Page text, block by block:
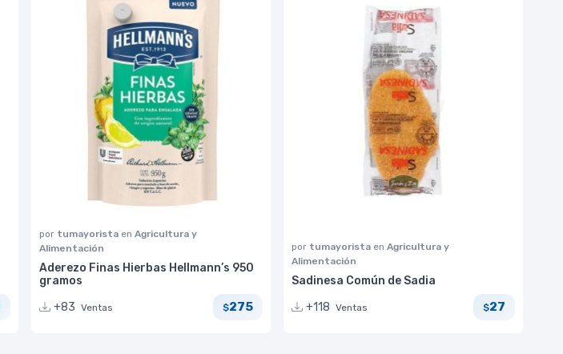
por tumayorista en Agricultura y
Alimentación
Aderezo Finas Hierbas Hellmann’s 950
gramos
+83 Ventas $275
por tumayorista en Agricultura y
Alimentación
Sadinesa Común de Sadia
+118 Ventas $27